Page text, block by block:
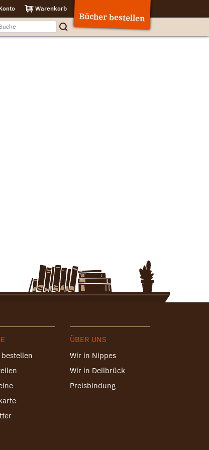
Warenkorb
Bücher bestellen
ÜBER UNS
Wir in Nippes
Wir in Dellbrück
Preisbindung